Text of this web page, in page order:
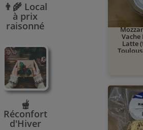
👨‍🌾 Local
à prix
raisonné
🫕
Réconfort
d'Hiver
Vache
Latte